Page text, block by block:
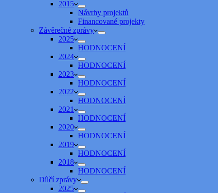
2015
Návrhy projektů
Financované projekty
Závěrečné zprávy
2025
HODNOCENÍ
2024
HODNOCENÍ
2023
HODNOCENÍ
2022
HODNOCENÍ
2021
HODNOCENÍ
2020
HODNOCENÍ
2019
HODNOCENÍ
2018
HODNOCENÍ
Dílčí zprávy
2025